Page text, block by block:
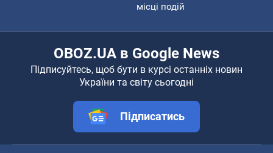
місці подій
OBOZ.UA в Google News
Підписуйтесь, щоб бути в курсі останніх новин
України та світу сьогодні
Підписатись